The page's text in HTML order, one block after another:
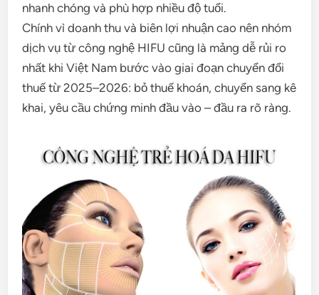
nhanh chóng và phù hợp nhiều độ tuổi.
Chính vì doanh thu và biên lợi nhuận cao nên nhóm
dịch vụ từ công nghệ HIFU cũng là mảng dễ rủi ro
nhất khi Việt Nam bước vào giai đoạn chuyển đổi
thuế từ 2025–2026: bỏ thuế khoán, chuyển sang kê
khai, yêu cầu chứng minh đầu vào – đầu ra rõ ràng.